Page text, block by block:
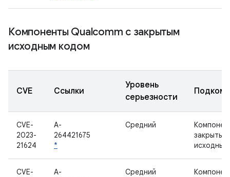
Компоненты Qualcomm с закрытым
исходным кодом
CVE Ссылки
Уровень
серьезности
CVE-
2023-
21624
A-
264421675
*
Средний
закрытым
CVE-
A-
Средний